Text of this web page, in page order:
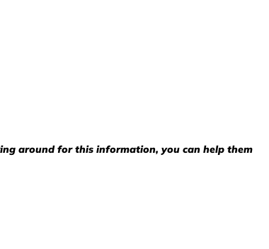
around for this information, you can help them